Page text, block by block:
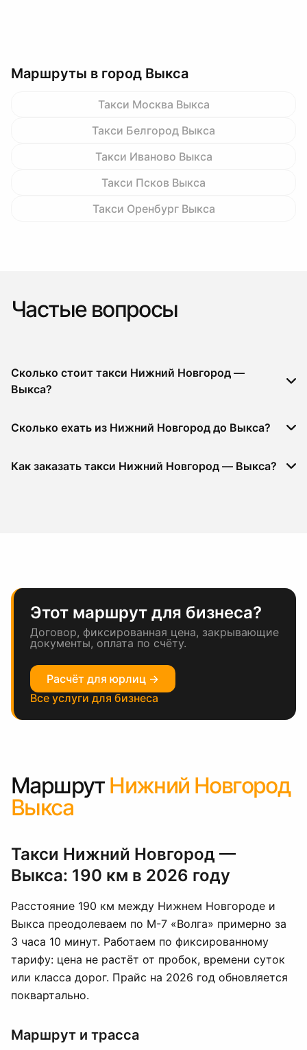
Маршруты в город Выкса
Такси Москва Выкса
Такси Белгород Выкса
Такси Иваново Выкса
Такси Псков Выкса
Такси Оренбург Выкса
Частые вопросы
Сколько стоит такси Нижний Новгород —
Выкса?
Сколько ехать из Нижний Новгород до Выкса?
Как заказать такси Нижний Новгород — Выкса?
Этот маршрут для бизнеса?
Договор, фиксированная цена, закрывающие
документы, оплата по счёту.
Расчёт для юрлиц →
Все услуги для бизнеса
Маршрут Нижний Новгород
Выкса
Такси Нижний Новгород —
Выкса: 190 км в 2026 году
Расстояние 190 км между Нижнем Новгороде и
Выкса преодолеваем по М-7 «Волга» примерно за
3 часа 10 минут. Работаем по фиксированному
тарифу: цена не растёт от пробок, времени суток
или класса дорог. Прайс на 2026 год обновляется
поквартально.
Маршрут и трасса